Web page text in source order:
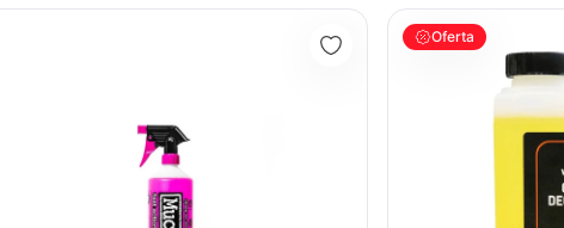
LumensBicicleta Nano Tech Muc-off 250ml Mtb RutaDesengresante
Oferta